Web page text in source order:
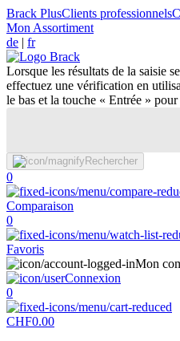
Brack PlusClients professionnels
Mon Assortiment
de | fr
Lorsque les résultats de la saisie
effectuez une vérification en
le bas et la touche « Entrée » pour
Rechercher
0
Comparaison
0
Favoris
Mon
Connexion
0
CHF0.00